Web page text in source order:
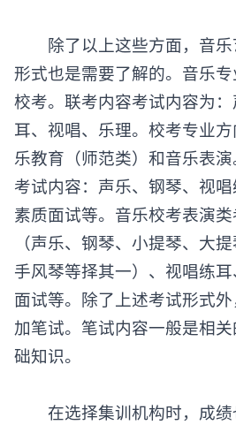
除了以上这些方面，音乐
形式也是需要了解的。音乐
校考。联考内容考试内容为
耳、视唱、乐理。校考专业
乐教育（师范类）和音乐表
考试内容：声乐、钢琴、视唱
素质面试等。音乐校考表演
（声乐、钢琴、小提琴、大
手风琴等择其一）、视唱练
面试等。除了上述考试形式
加笔试。笔试内容一般是相
础知识。
在选择集训机构时，成绩